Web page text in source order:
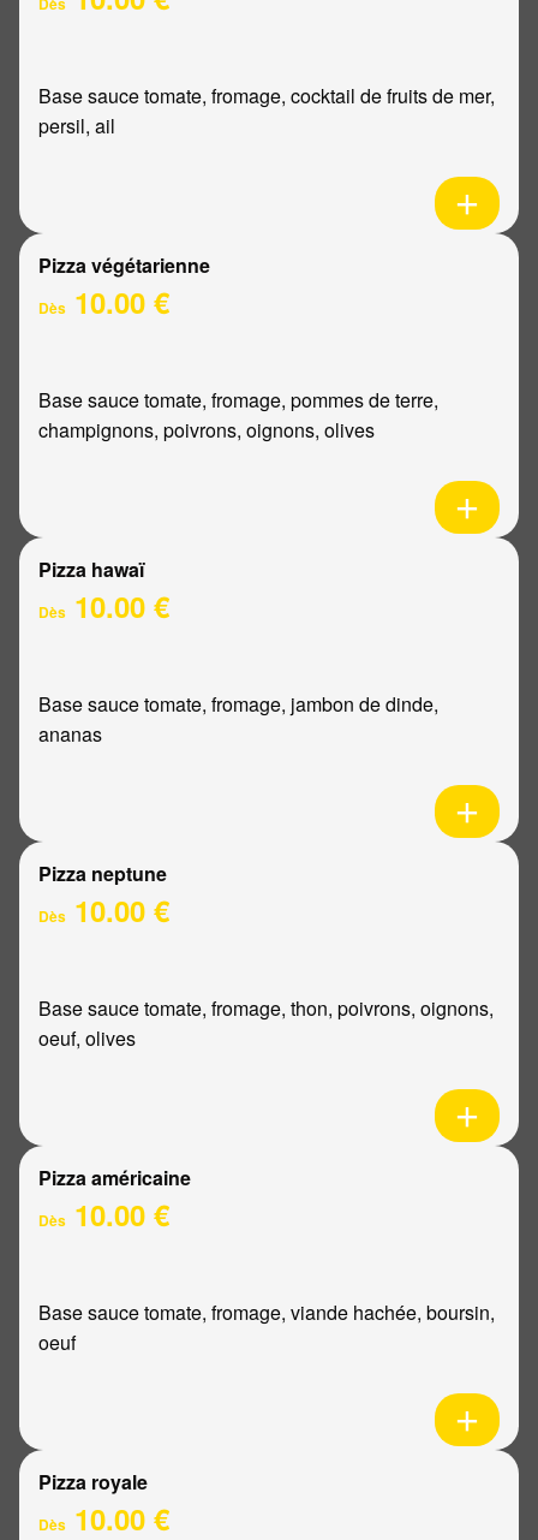
Base sauce tomate, fromage, cocktail de fruits de mer,
persil, ail
Pizza végétarienne
Dès 10.00 €
Base sauce tomate, fromage, pommes de terre,
champignons, poivrons, oignons, olives
Pizza hawaï
Dès 10.00 €
Base sauce tomate, fromage, jambon de dinde,
ananas
Pizza neptune
Dès 10.00 €
Base sauce tomate, fromage, thon, poivrons, oignons,
oeuf, olives
Pizza américaine
Dès 10.00 €
Base sauce tomate, fromage, viande hachée, boursin,
oeuf
Pizza royale
Dès 10.00 €